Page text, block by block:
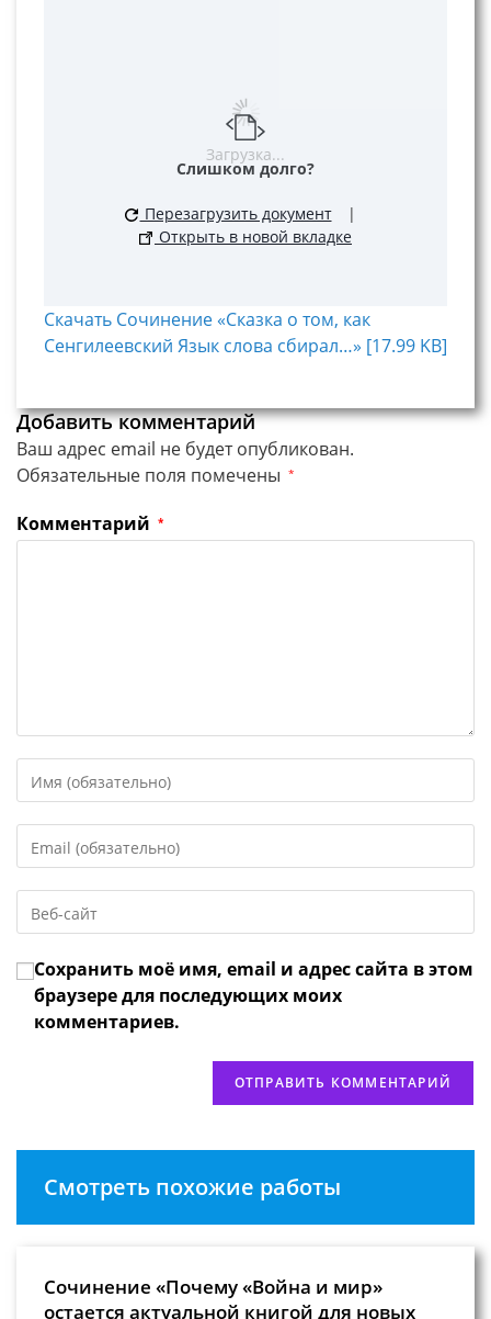
Загрузка...
Слишком долго?
Перезагрузить документ
|
Открыть в новой вкладке
Скачать Сочинение «Сказка о том, как
Сенгилеевский Язык слова сбирал…» [17.99 KB]
Добавить комментарий
Ваш адрес email не будет опубликован.
Обязательные поля помечены *
Комментарий *
свое
или
имя
чтобы
прокомментировать
свой
адрес,
чтобы
URL
веб-
сайта
(необязательно)
Сохранить моё имя, email и адрес сайта в этом
браузере для последующих моих
комментариев.
Смотреть похожие работы
Сочинение «Почему «Война и мир»
остается актуальной книгой для новых